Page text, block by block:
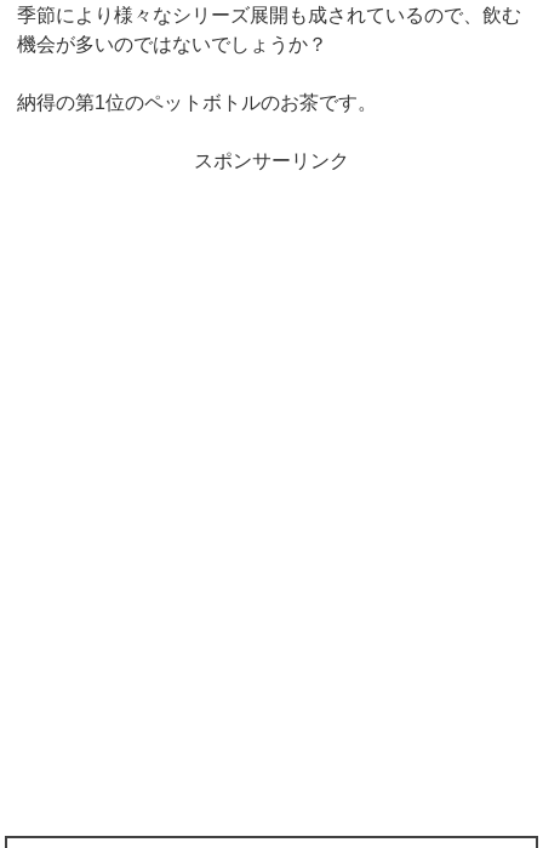
季節により様々なシリーズ展開も成されているので、飲む
機会が多いのではないでしょうか？
納得の第1位のペットボトルのお茶です。
スポンサーリンク